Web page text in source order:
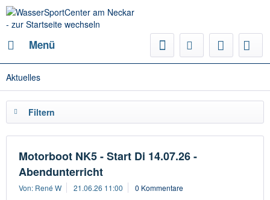
Menü
Aktuelles
Filtern
Motorboot NK5 - Start Di 14.07.26 -
Abendunterricht
Von: René W 21.06.26 11:00 0 Kommentare